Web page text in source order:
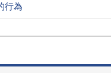
行為